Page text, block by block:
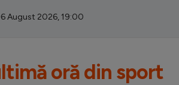
August 2026, 19:00
oră din sport